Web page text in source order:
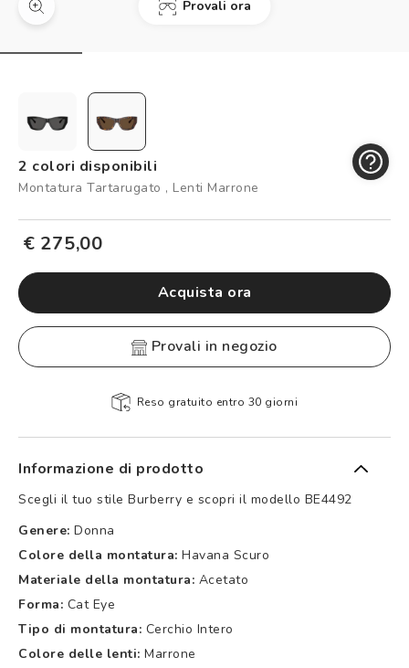
Prenota un test della vista gratuito
Controllo visivo
Carta fedeltà
Logout
Provali ora
2 colori disponibili
Montatura Tartarugato , Lenti Marrone
€ 275,00
Acquista ora
provali in negozio
Reso gratuito entro 30 giorni
Informazione di prodotto
Scegli il tuo stile Burberry e scopri il modello BE4492
Genere: Donna
Colore della montatura: Havana Scuro
Materiale della montatura: Acetato
Forma: Cat Eye
Tipo di montatura: Cerchio Intero
Colore delle lenti: Marrone